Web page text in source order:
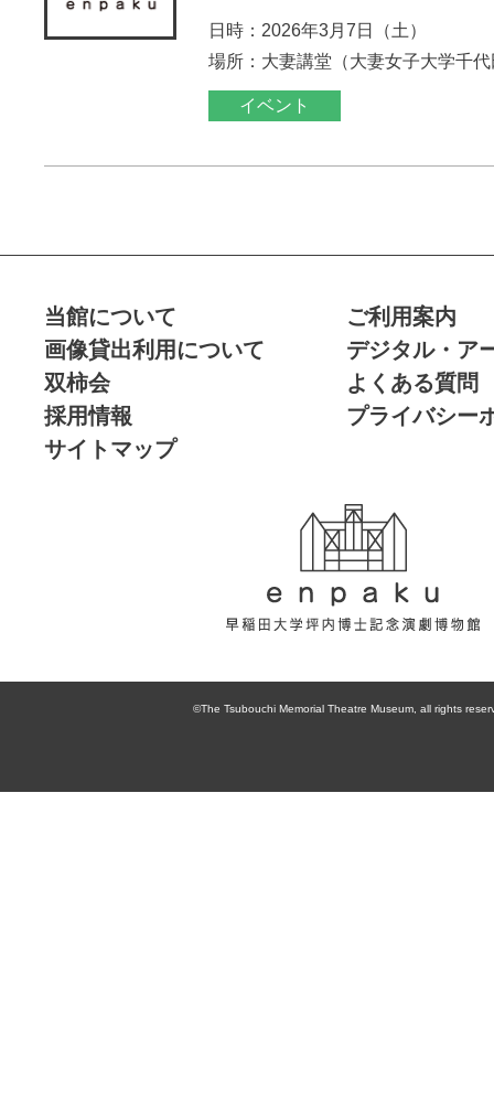
日時：2026年3月7日（土）
場所：大妻講堂（大妻女子大学千
イベント
当館について
ご利用案内
画像貸出利用について
デジタル・ア
双柿会
よくある質問
採用情報
プライバシー
サイトマップ
大学坪内博士記
念演劇博物館
©The Tsubouchi Memorial Theatre Museum, all rights